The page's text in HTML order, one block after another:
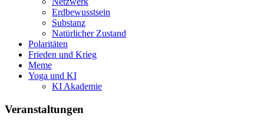
Erdbewusstsein
Substanz
Natürlicher Zustand
Polaritäten
Frieden und Krieg
Meme
Yoga und KI
KI Akademie
Veranstaltungen